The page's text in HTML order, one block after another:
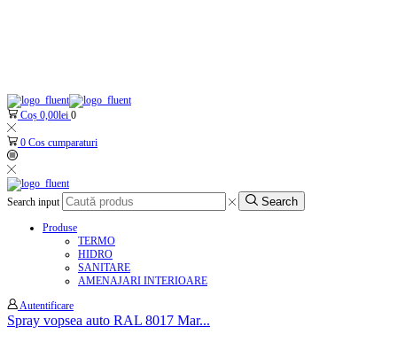
Coș 0,00lei 0
0 Cos cumparaturi
Search input Search
Produse
TERMO
HIDRO
SANITARE
AMENAJARI INTERIOARE
Autentificare
Spray vopsea auto RAL 8017 Mar...